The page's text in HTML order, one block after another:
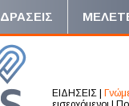
ΔΡΑΣΕΙΣ
ΕΙΔΗΣΕΙΣ